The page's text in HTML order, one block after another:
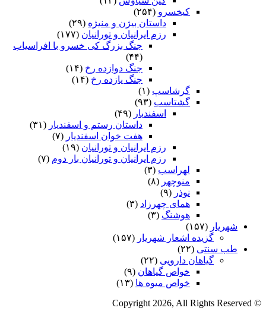
کیخسرو (۲۵۴)
داستان بیژن و منیژه (۲۹)
رزم ایرانیان و تورانیان (۱۷۷)
جنگ بزرگ کی خسرو با افراسیاب
(۴۴)
جنگ دوازده رخ (۱۴)
جنگ یازده رخ (۱۴)
گرشاسپ (۱)
گشتاسب (۹۳)
اسفندیار (۴۹)
داستان رستم و اسفندیار (۳۱)
هفت خوان اسفندیار (۷)
رزم ایرانیان و تورانیان (۱۹)
رزم ایرانیان و تورانیان بار دوم (۷)
لهراسب (۳)
منوچهر (۸)
نوذر (۹)
هماى چهرزاد (۳)
هوشنگ (۳)
شهریار (۱۵۷)
گزیده اشعار شهریار (۱۵۷)
طب سنتی (۲۲)
گیاهان دارویی (۲۲)
خواص گیاهان (۹)
خواص میوه ها (۱۳)
© Copyright 2026, All Rights Reserved